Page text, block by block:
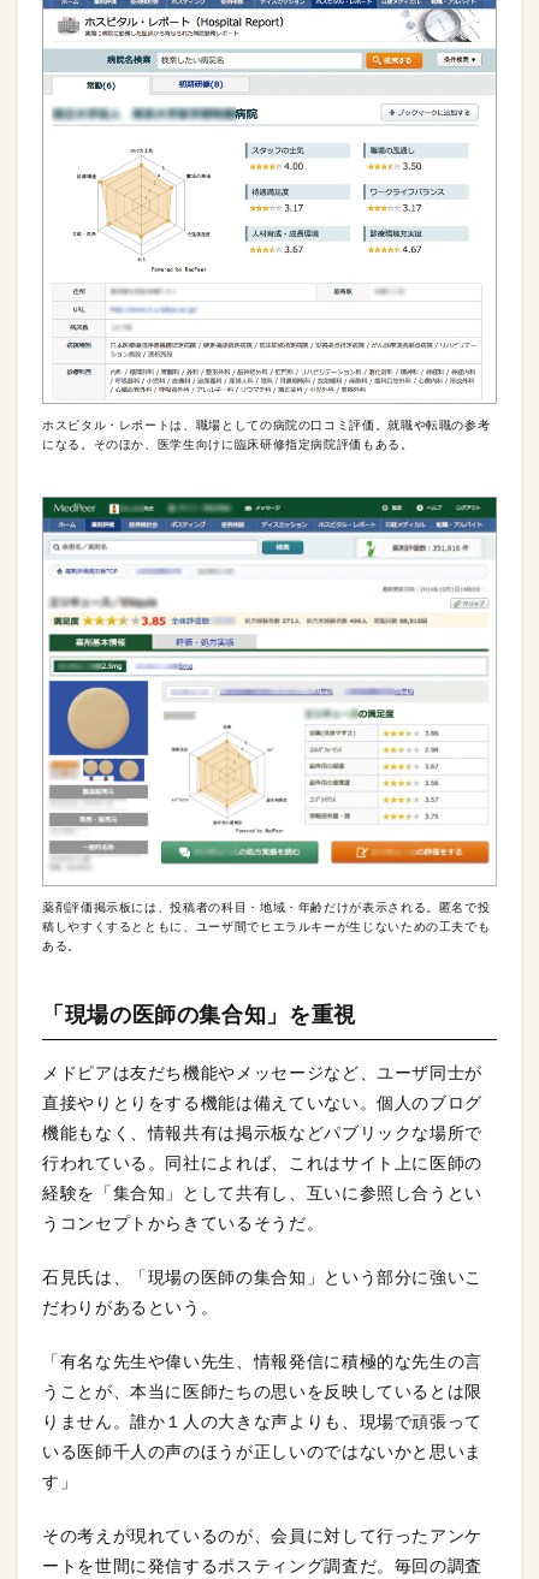
ホスピタル・レポートは、職場としての病院の口コミ評価。就職や転職の参考
になる。そのほか、医学生向けに臨床研修指定病院評価もある。
薬剤評価掲示板には、投稿者の科目・地域・年齢だけが表示される。匿名で投
稿しやすくするとともに、ユーザ間でヒエラルキーが生じないための工夫でも
ある。
「現場の医師の集合知」を重視
メドピアは友だち機能やメッセージなど、ユーザ同士が
直接やりとりをする機能は備えていない。個人のブログ
機能もなく、情報共有は掲示板などパブリックな場所で
行われている。同社によれば、これはサイト上に医師の
経験を「集合知」として共有し、互いに参照し合うとい
うコンセプトからきているそうだ。
石見氏は、「現場の医師の集合知」という部分に強いこ
だわりがあるという。
「有名な先生や偉い先生、情報発信に積極的な先生の言
うことが、本当に医師たちの思いを反映しているとは限
りません。誰か１人の大きな声よりも、現場で頑張って
いる医師千人の声のほうが正しいのではないかと思いま
す」
その考えが現れているのが、会員に対して行ったアンケ
ートを世間に発信するポスティング調査だ。毎回の調査